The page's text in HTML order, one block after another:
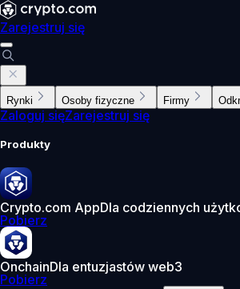
Zarejestruj się
Rynki Osoby fizyczne Firmy
Zaloguj sięZarejestruj się
Produkty
Crypto.com AppDla codziennych
Pobierz
OnchainDla entuzjastów web3
Pobierz